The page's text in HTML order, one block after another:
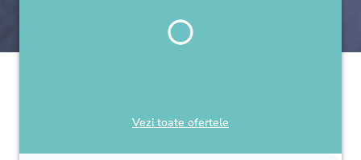
Vezi toate ofertele